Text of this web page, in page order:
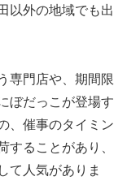
以外の地域でも出
専門店や、期間限
ぼだっこが登場す
、催事のタイミン
することがあり、
て人気がありま